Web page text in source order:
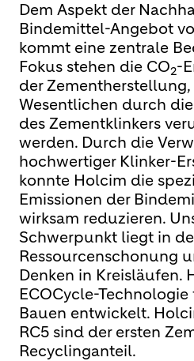
Dem Aspekt der
Bindemittel-Angebot
kommt eine zentrale
Fokus stehen die CO2-
der Zementherstellung,
Wesentlichen durch
des Zementklinkers
werden. Durch die
hochwertiger Klinker-
konnte Holcim die
Emissionen der
wirksam reduzieren.
Schwerpunkt liegt in
Ressourcenschonung
Denken in Kreisläufen.
ECOCycle-
Bauen entwickelt.
RC5 sind der ersten
Recyclinganteil.